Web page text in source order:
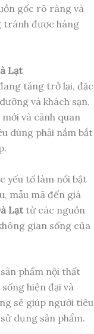
gốc rõ ràng và
tránh được hàng
Lạt
tăng trở lại, đặc
và khách sạn.
và cảnh quan
dùng phải nắm bắt
yếu tố làm nổi bật
mẫu mã đến giá
Lạttừ các nguồn
gian sống của
phẩm nội thất
hiện đại và
sẽ giúp người tiêu
dụng sản phẩm.